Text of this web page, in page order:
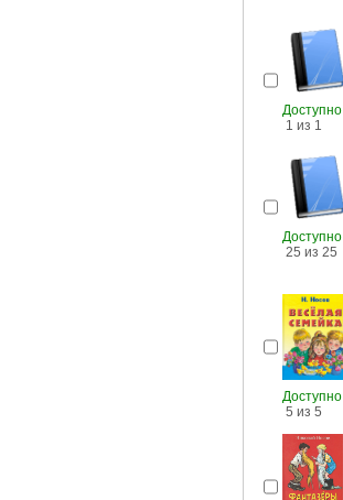
Доступно
1 из 1
Доступно
25 из 25
Доступно
5 из 5